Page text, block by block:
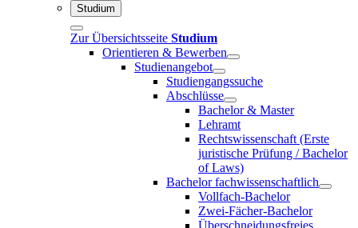
Studium
Zur Übersichtsseite Studium
Orientieren & Bewerben
Studienangebot
Studiengangssuche
Abschlüsse
Bachelor & Master
Lehramt
Rechtswissenschaft (Erste
juristische Prüfung / Bachelor
of Laws)
Bachelor fachwissenschaftlich
Vollfach-Bachelor
Zwei-Fächer-Bachelor
Überschneidungsfreies